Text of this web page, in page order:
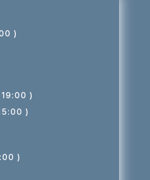
)
)
)
)